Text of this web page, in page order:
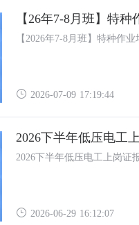
【26年7-8月班】特
【2026年7-8月班】特种作
2026-07-09 17:19:44
2026下半年低压电工
2026下半年低压电工上岗证
2026-06-29 16:12:07